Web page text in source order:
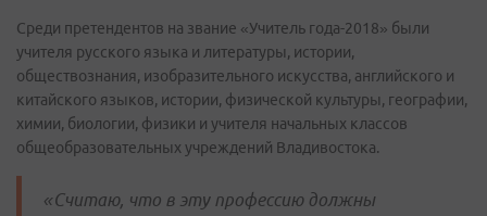
Среди претендентов на звание «Учитель года-2018» были
учителя русского языка и литературы, истории,
обществознания, изобразительного искусства, английского и
китайского языков, истории, физической культуры, географии,
химии, биологии, физики и учителя начальных классов
общеобразовательных учреждений Владивостока.
«Считаю, что в эту профессию должны